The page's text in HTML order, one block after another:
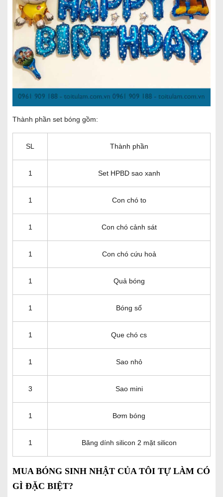
Thành phần set bóng gồm:
SL Thành phần
1 Set HPBD sao xanh
1 Con chó to
1 Con chó cảnh sát
1 Con chó cứu hoả
1 Quả bóng
1 Bóng số
1 Que chó cs
1 Sao nhỏ
3 Sao mini
1 Bơm bóng
1 Băng dính silicon 2 mặt silicon
MUA BÓNG SINH NHẬT CỦA TÔI TỰ LÀM CÓ
GÌ ĐẶC BIỆT?